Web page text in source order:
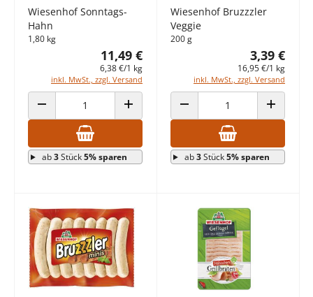
Wiesenhof Sonntags-
Hahn
1,80 kg
11,49 €
6,38 €/1 kg
inkl. MwSt., zzgl. Versand
ANZAHL VERRINGERN ANZAHL ERHÖHEN
ab3Stück5% sparen
Wiesenhof Bruzzzler
Veggie
200 g
3,39 €
16,95 €/1 kg
inkl. MwSt., zzgl. Versand
ANZAHL VERRINGERN ANZAHL
ab3Stück5% sparen